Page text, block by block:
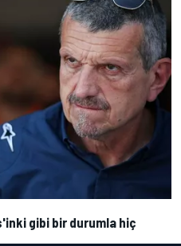
gibi bir durumla hiç